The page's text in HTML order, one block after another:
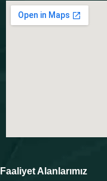
Faaliyet Alanlarımız